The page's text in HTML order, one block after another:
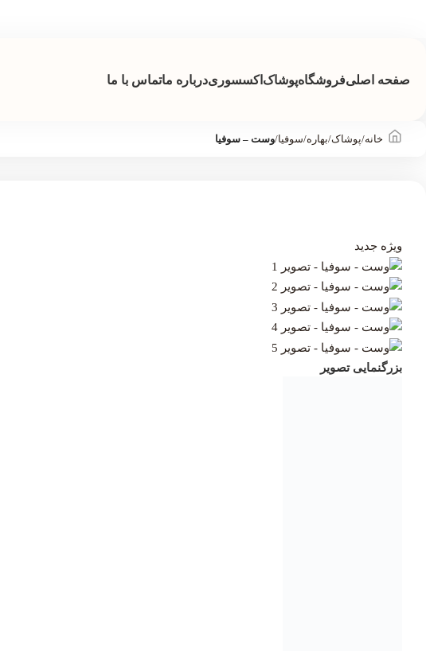
صفحه اصلیفروشگاهپوشاک اکسسوریدرباره ماتماس با ما
خانه/پوشاک/بهاره/سوفیا/وست – سوفیا
ویژه جدید
بزرگنمایی تصویر